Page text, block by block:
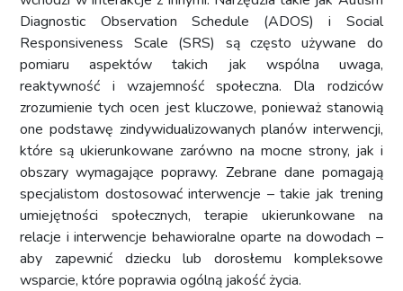
Diagnostic Observation Schedule (ADOS) i Social
Responsiveness Scale (SRS) są często używane do
pomiaru aspektów takich jak wspólna uwaga,
reaktywność i wzajemność społeczna. Dla rodziców
zrozumienie tych ocen jest kluczowe, ponieważ stanowią
one podstawę zindywidualizowanych planów interwencji,
które są ukierunkowane zarówno na mocne strony, jak i
obszary wymagające poprawy. Zebrane dane pomagają
specjalistom dostosować interwencje – takie jak trening
umiejętności społecznych, terapie ukierunkowane na
relacje i interwencje behawioralne oparte na dowodach –
aby zapewnić dziecku lub dorosłemu kompleksowe
wsparcie, które poprawia ogólną jakość życia.